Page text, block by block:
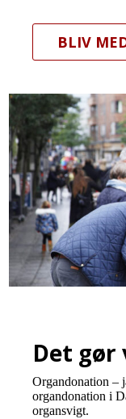
BLIV
Det gør
Organdonation –
organdonation i
organsvigt.